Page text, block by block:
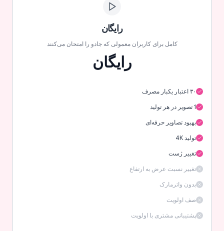
رایگان
کامل برای کاربران معمولی که جادو را امتحان می‌کنند
رایگان
۳۰ اعتبار یکبار مصرف
1 تصویر در هر تولید
بهبود تصاویر حرفه‌ای
تولید 4K
تغییر ژست
تغییر نسبت عرض به ارتفاع
بدون واترمارک
صف اولویت
پشتیبانی مشتری با اولویت